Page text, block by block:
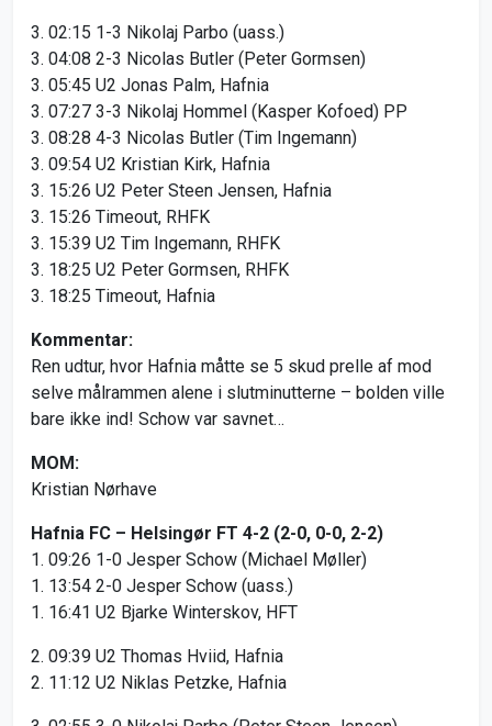
3. 02:15 1-3 Nikolaj Parbo (uass.)
3. 04:08 2-3 Nicolas Butler (Peter Gormsen)
3. 05:45 U2 Jonas Palm, Hafnia
3. 07:27 3-3 Nikolaj Hommel (Kasper Kofoed) PP
3. 08:28 4-3 Nicolas Butler (Tim Ingemann)
3. 09:54 U2 Kristian Kirk, Hafnia
3. 15:26 U2 Peter Steen Jensen, Hafnia
3. 15:26 Timeout, RHFK
3. 15:39 U2 Tim Ingemann, RHFK
3. 18:25 U2 Peter Gormsen, RHFK
3. 18:25 Timeout, Hafnia
Kommentar:
Ren udtur, hvor Hafnia måtte se 5 skud prelle af mod
selve målrammen alene i slutminutterne – bolden ville
bare ikke ind! Schow var savnet…
MOM:
Kristian Nørhave
Hafnia FC – Helsingør FT 4-2 (2-0, 0-0, 2-2)
1. 09:26 1-0 Jesper Schow (Michael Møller)
1. 13:54 2-0 Jesper Schow (uass.)
1. 16:41 U2 Bjarke Winterskov, HFT
2. 09:39 U2 Thomas Hviid, Hafnia
2. 11:12 U2 Niklas Petzke, Hafnia